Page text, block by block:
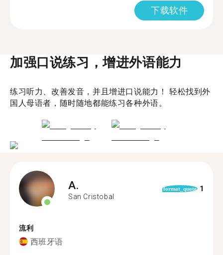
下载软件
加强口说练习，增进外语能力
练习听力、改善发音，并且增进口说能力！ 轻松找到外
国人母语者，随时随地都能练习各种外语。
A.
San Cristobal
format_quote 1
流利
西班牙语